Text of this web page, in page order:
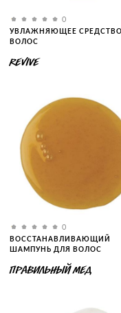
0
УВЛАЖНЯЮЩЕЕ
ВОЛОС
REVIVE
0
ВОССТАНАВЛИВАЮЩИЙ
ШАМПУНЬ ДЛЯ ВОЛОС
ПРАВИЛЬНЫЙ МЕД